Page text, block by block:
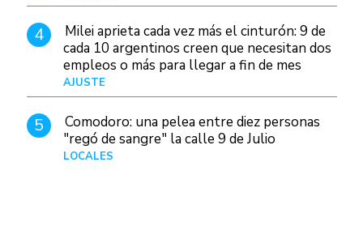
4
Milei aprieta cada vez más el cinturón: 9 de
cada 10 argentinos creen que necesitan dos
empleos o más para llegar a fin de mes
AJUSTE
5
Comodoro: una pelea entre diez personas
"regó de sangre" la calle 9 de Julio
LOCALES